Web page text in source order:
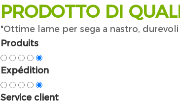
PRODOTTO DI
"Ottime lame per sega a nastro,
Produits
Expédition
Service client